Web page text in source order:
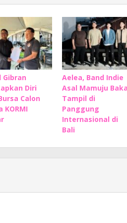
Gibran
Diri
Calon
KORMI
Aelea, Band Indie
Asal Mamuju
Tampil di
Panggung
Internasional di
Bali